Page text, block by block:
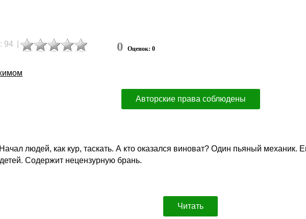
94 0 Оценок: 0
Авторские права соблюдены
людей, как кур, таскать. А кто оказался виноват? Один пьяный механик.
Содержит нецензурную брань.
Читать